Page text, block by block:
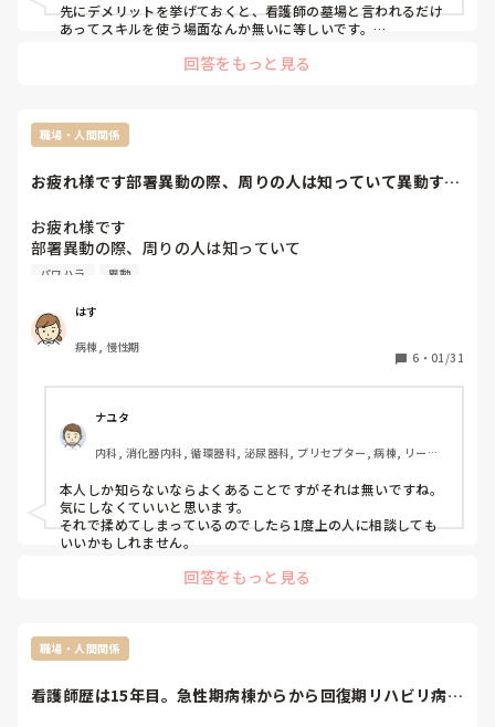
先にデメリットを挙げておくと、看護師の墓場と言われるだけ
あってスキルを使う場面なんか無いに等しいです。
ったりするので、これまたもう(下剋上したので、今は自分が園
で、メリットですが。
その子らを、しっかり教育養育して、小学校やその先への基礎
しばらく辞めないつもりです！
回答をもっと見る
職場・人間関係
お疲れ様です部署異動の際、周りの人は知っていて異動する
お疲れ様です
部署異動の際、周りの人は知っていて
異動する本人だけが知らない事って
本人が知らなとは思わずに
声をかけてしまい
不愉快な思いをさせてしまいました。
パワハラ 異動
はす
病棟, 慢性期
6 ・ 01/31
ナユタ
内科, 消化器内科, 循環器科, 泌尿器科, プリセプター, 病棟, リーダ
本人しか知らないならよくあることですがそれは無いですね。
気にしなくていいと思います。
それで揉めてしまっているのでしたら1度上の人に相談しても
いいかもしれません。
回答をもっと見る
職場・人間関係
看護師歴は15年目。急性期病棟からから回復期リハビリ病棟